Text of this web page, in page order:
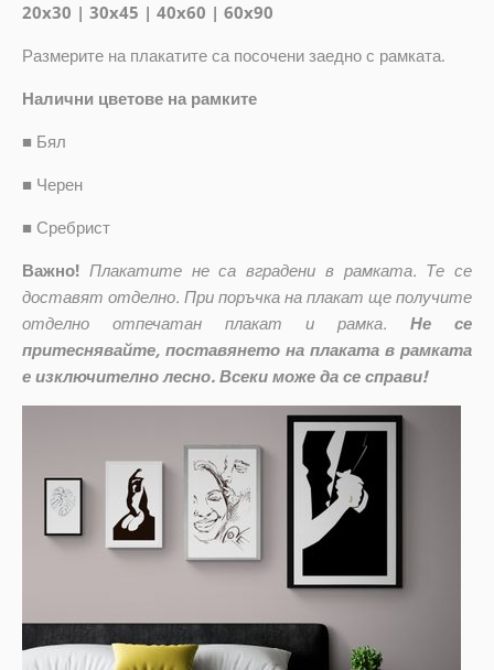
20x30 | 30x45 | 40x60 | 60x90
Размерите на плакатите са посочени заедно с рамката.
Налични цветове на рамките
■ Бял
■ Черен
■ Сребрист
Важно! Плакатите не са вградени в рамката. Те се
доставят отделно. При поръчка на плакат ще получите
отделно отпечатан плакат и рамка.
Не се
притеснявайте, поставянето на плаката в рамката
е изключително лесно. Всеки може да се справи!